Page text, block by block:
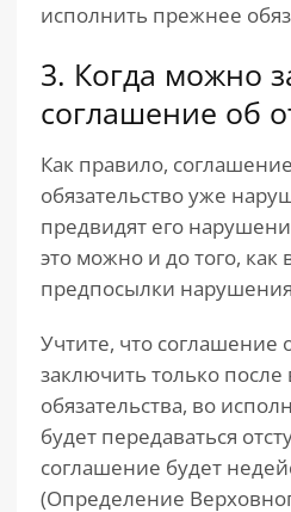
исполнить прежнее
3. Когда можно
соглашение об
Как правило,
обязательство уже
предвидят его
это можно и до того, как
предпосылки
Учтите, что соглашение
заключить только
обязательства, во
будет передаваться
соглашение будет
(Определение